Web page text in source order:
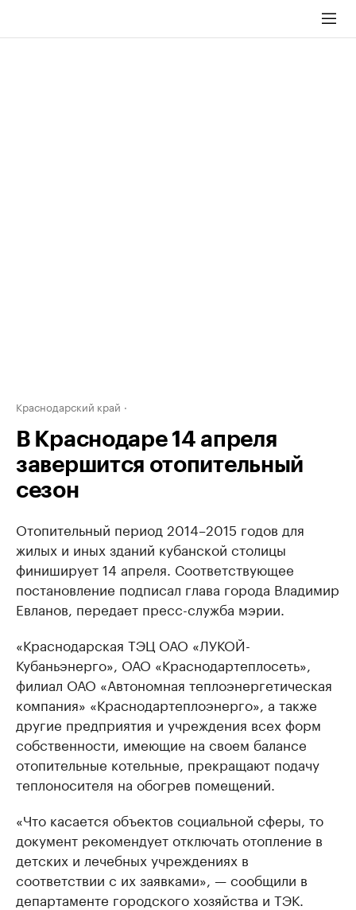
Краснодарский край
В Краснодаре 14 апреля
завершится отопительный
сезон
Отопительный период 2014–2015 годов для
жилых и иных зданий кубанской столицы
финиширует 14 апреля. Соответствующее
постановление подписал глава города Владимир
Евланов, передает пресс-служба мэрии.
«Краснодарская ТЭЦ ОАО «ЛУКОЙ-
Кубаньэнерго», ОАО «Краснодартеплосеть»,
филиал ОАО «Автономная теплоэнергетическая
компания» «Краснодартеплоэнерго», а также
другие предприятия и учреждения всех форм
собственности, имеющие на своем балансе
отопительные котельные, прекращают подачу
теплоносителя на обогрев помещений.
«Что касается объектов социальной сферы, то
документ рекомендует отключать отопление в
детских и лечебных учреждениях в
соответствии с их заявками», — сообщили в
департаменте городского хозяйства и ТЭК.